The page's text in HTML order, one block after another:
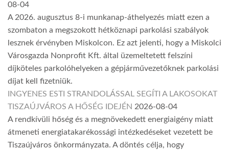
08-04
A 2026. augusztus 8-i munkanap-áthelyezés miatt ezen a
szombaton a megszokott hétköznapi parkolási szabályok
lesznek érvényben Miskolcon. Ez azt jelenti, hogy a Miskolci
Városgazda Nonprofit Kft. által üzemeltetett felszíni
díjköteles parkolóhelyeken a gépjárművezetőknek parkolási
díjat kell fizetniük.
INGYENES ESTI STRANDOLÁSSAL SEGÍTI A LAKOSOKAT
TISZAÚJVÁROS A HŐSÉG IDEJÉN 2026-08-04
A rendkívüli hőség és a megnövekedett energiaigény miatt
átmeneti energiatakarékossági intézkedéseket vezetett be
Tiszaújváros önkormányzata. A döntés célja, hogy